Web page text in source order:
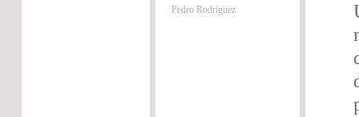
Pedro Rodríguez